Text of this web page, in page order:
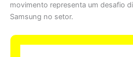
movimento representa um desafio
Samsung no setor.